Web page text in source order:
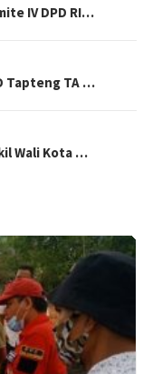
IV DPD RI…
Tapteng TA …
Wali Kota …